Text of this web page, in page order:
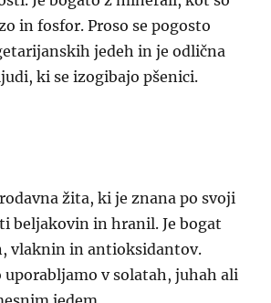
in fosfor. Proso se pogosto
jedeh in je odlična
ki se izogibajo pšenici.
žita, ki je znana po svoji
beljakovin in hranil. Je bogat
vlaknin in antioksidantov.
v solatah, juhah ali